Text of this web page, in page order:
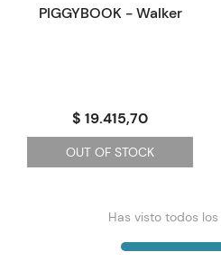
PIGGYBOOK - Walker
$ 19.415,70
OUT OF STOCK
Has visto todos los